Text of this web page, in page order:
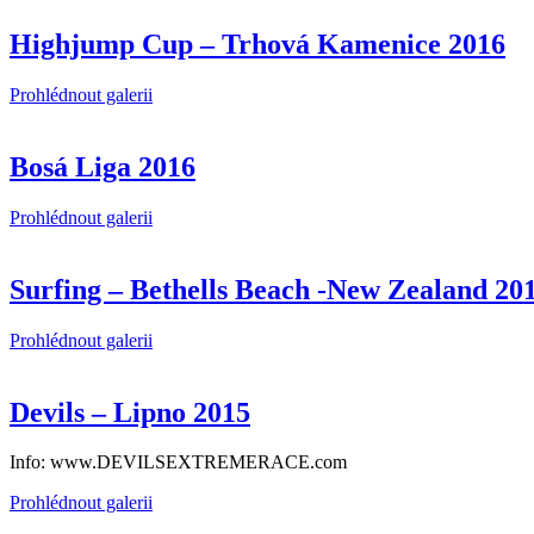
Highjump Cup – Trhová Kamenice 2016
Prohlédnout galerii
Bosá Liga 2016
Prohlédnout galerii
Surfing – Bethells Beach -New Zealand
Prohlédnout galerii
Devils – Lipno 2015
Info: www.DEVILSEXTREMERACE.com
Prohlédnout galerii